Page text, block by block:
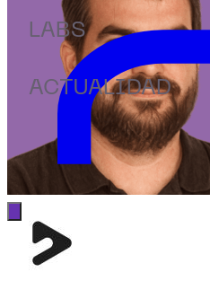
LABS
ACTUALIDAD